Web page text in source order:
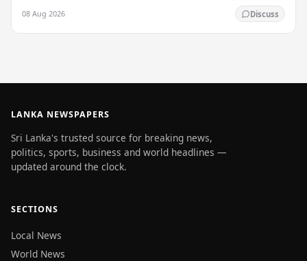
08 Aug 2026 Discuss
LANKA NEWSPAPERS
Sri Lanka's trusted source for breaking news,
politics, sports, business and world headlines —
updated around the clock.
SECTIONS
Local News
World News